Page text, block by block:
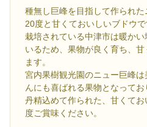
種無し巨峰を目指して作られ
20度と甘くておいしいブドウで
栽培されている中津市は暖か
いるため、果物が良く育ち、
ます。
宮内果樹観光園のニュー巨峰
んにも喜ばれる果物となってお
丹精込めて作られた、甘くて
度ご賞味ください。